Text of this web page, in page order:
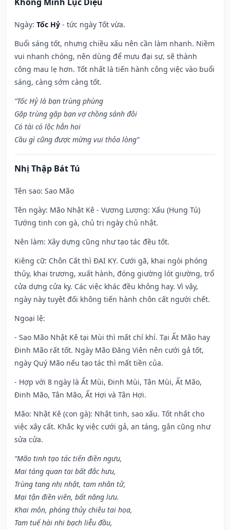
Ngày: Tốc Hỷ - tức ngày Tốt vừa.
Buổi sáng tốt, nhưng chiều xấu nên cần làm nhanh. Niềm
vui nhanh chóng, nên dùng để mưu đại sự, sẽ thành
công mau lẹ hơn. Tốt nhất là tiến hành công việc vào buổi
sáng, càng sớm càng tốt.
“Tốc Hỷ là bạn trùng phùng
Gặp trùng gặp bạn vợ chồng sánh đôi
Có tài có lộc hẳn hoi
Cầu gì cũng được mừng vui thỏa lòng”
Nhị Thập Bát Tú
Tên sao: Sao Mão
Tên ngày: Mão Nhật Kê - Vương Lương: Xấu (Hung Tú)
Tướng tinh con gà, chủ trị ngày chủ nhật.
Nên làm: Xây dựng cũng như tạo tác đều tốt.
Kiêng cữ: Chôn Cất thì ĐẠI KỴ. Cưới gã, khai ngòi phóng
thủy, khai trương, xuất hành, đóng giường lót giường, trổ
cửa dựng cửa kỵ. Các việc khác đều không hay. Vì vậy,
ngày này tuyệt đối không tiến hành chôn cất người chết.
Ngoại lệ:
- Sao Mão Nhật Kê tại Mùi thì mất chí khí. Tại Ất Mão hay
Đinh Mão rất tốt. Ngày Mão Đăng Viên nên cưới gả tốt,
ngày Quý Mão nếu tạo tác thì mất tiền của.
- Hợp với 8 ngày là Ất Mùi, Đinh Mùi, Tân Mùi, Ất Mão,
Đinh Mão, Tân Mão, Ất Hợi và Tân Hợi.
Mão: Nhật Kê (con gà): Nhật tinh, sao xấu. Tốt nhất cho
việc xây cất. Khắc kỵ việc cưới gả, an táng, gắn cũng như
sửa cửa.
“Mão tinh tạo tác tiến điền ngưu,
Mai táng quan tai bất đắc hưu,
Trùng tang nhị nhật, tam nhân tử,
Mại tận điền viên, bất năng lưu.
Khai môn, phóng thủy chiêu tai họa,
Tam tuế hài nhi bạch liễu đầu,